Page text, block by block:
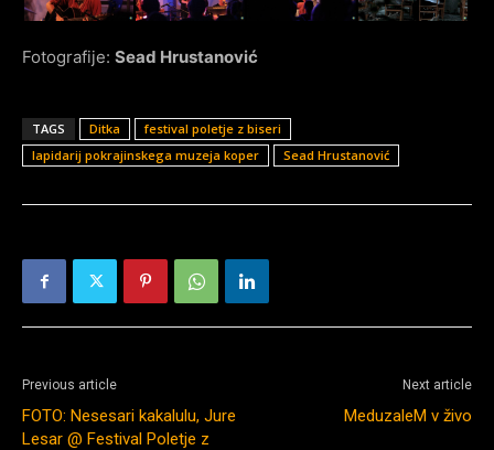
Fotografije: Sead Hrustanović
TAGS Ditka
festival poletje z biseri
lapidarij pokrajinskega muzeja koper
Sead Hrustanović
Previous article
FOTO: Nesesari kakalulu, Jure
Lesar @ Festival Poletje z
Next article
MeduzaleM v živo